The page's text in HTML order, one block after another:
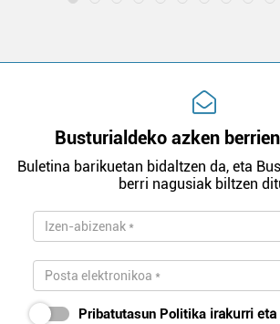
Busturialdeko azken
Buletina barikuetan bidaltzen da, eta
berri nagusiak biltzen
Pribatutasun Politika irakurri